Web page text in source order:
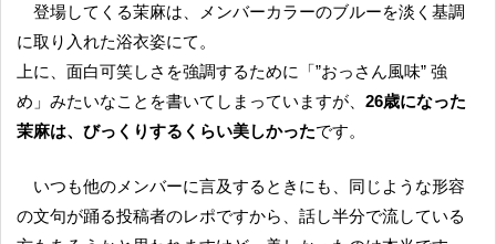
登場してくる茉麻は、メンバーカラーのブルーを淡く基調
に取り入れた浴衣姿にて。
上に、面白可笑しさを強調するために「”おっさん風味” 強
め」みたいなことを書いてしまっていますが、 26歳になった
茉麻は、びっくりするくらい美しかったです。
いつも他のメンバーに言及するときにも、同じような形容
の文句が踊る投稿者のレポですから、話し半分で流している